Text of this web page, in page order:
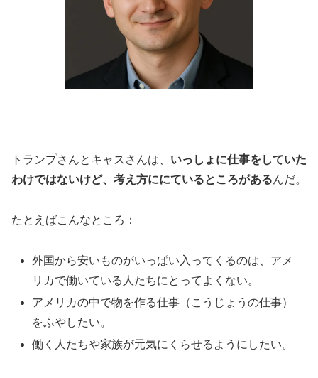
トランプさんとキャスさんは、 いっしょに仕事をしていた
わけではないけど、考え方ににているところがあるんだ。
たとえばこんなところ：
外国から安いものがいっぱい入ってくるのは、アメ
リカで働いている人たちにとってよくない。
アメリカの中で物を作る仕事（こうじょうの仕事）
をふやしたい。
働く人たちや家族が元気にくらせるようにしたい。